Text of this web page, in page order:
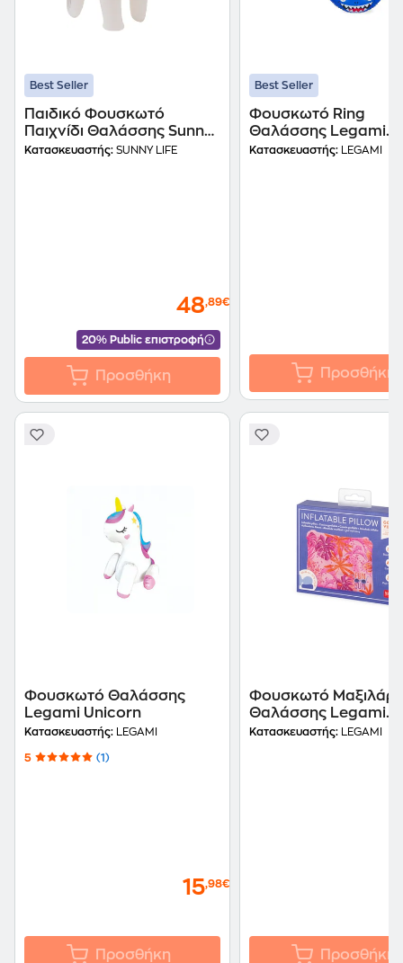
Best Seller
Παιδικό Φουσκωτό
Παιχνίδι Θαλάσσης Sunny
Life Giant Μονόκερος 213
Κατασκευαστής: SUNNY LIFE
48,89€
20% Public επιστροφή
Προσθήκη
Best Seller
Φουσκωτό Ring
Θαλάσσης Legami
Παιδικό Shark
Κατασκευαστής: LEGAMI
Προσθήκη
Φουσκωτό Θαλάσσης
Legami Unicorn
Κατασκευαστής: LEGAMI
5 (1)
15,98€
Προσθήκη
Φουσκωτό Μαξιλάρι
Θαλάσσης Legami
Tropical
Κατασκευαστής: LEGAMI
Προσθήκη